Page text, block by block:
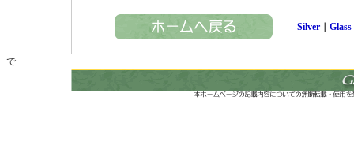
Silver Glass
で